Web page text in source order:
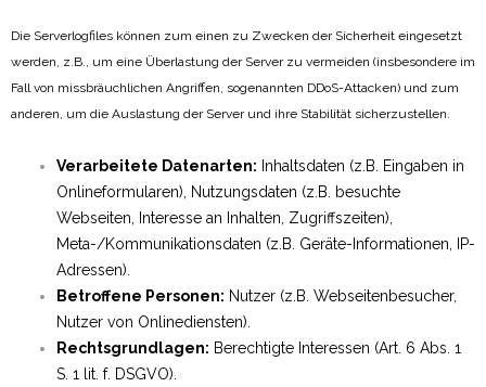
Die Serverlogfiles können zum einen zu Zwecken der Sicherheit eingesetzt
werden, z.B., um eine Überlastung der Server zu vermeiden (insbesondere im
Fall von missbräuchlichen Angriffen, sogenannten DDoS-Attacken) und zum
anderen, um die Auslastung der Server und ihre Stabilität sicherzustellen.
Verarbeitete Datenarten: Inhaltsdaten (z.B. Eingaben in
Onlineformularen), Nutzungsdaten (z.B. besuchte
Webseiten, Interesse an Inhalten, Zugriffszeiten),
Meta-/Kommunikationsdaten (z.B. Geräte-Informationen, IP-
Adressen).
Betroffene Personen: Nutzer (z.B. Webseitenbesucher,
Nutzer von Onlinediensten).
Rechtsgrundlagen: Berechtigte Interessen (Art. 6 Abs. 1
S. 1 lit. f. DSGVO).